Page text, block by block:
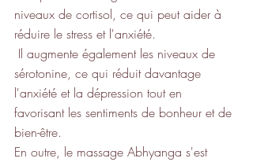
niveaux de cortisol, ce qui peut aider à
réduire le stress et l'anxiété.
sérotonine, ce qui réduit davantage
l'anxiété et la dépression tout en
favorisant les sentiments de bonheur et de
bien-être.
En outre, le massage Abhyanga s'est